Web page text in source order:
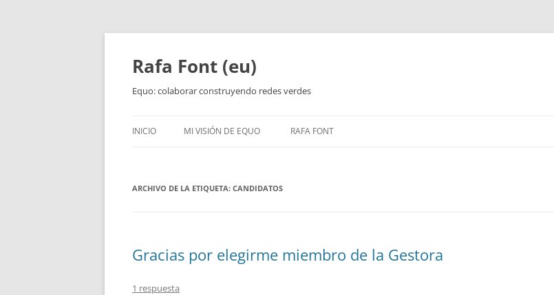
Rafa Font (eu)
Equo: colaborar construyendo redes verdes
INICIO MI VISIÓN DE EQUO RAFA FONT
ARCHIVO DE LA ETIQUETA: CANDIDATOS
Gracias por elegirme miembro de la Gestora
1 respuesta